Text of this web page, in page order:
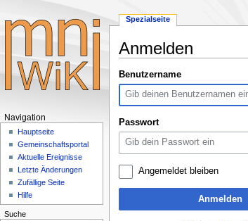
Anmelden
Zur
Navigation
Zur
Suche
Benutzername
Passwort
Angemeldet bleiben
Anmelden
Navigationsmenü
Spezialseite
Navigation
Hauptseite
Gemeinschafts­portal
Aktuelle Ereignisse
Letzte Änderungen
Zufällige Seite
Hilfe
Suche